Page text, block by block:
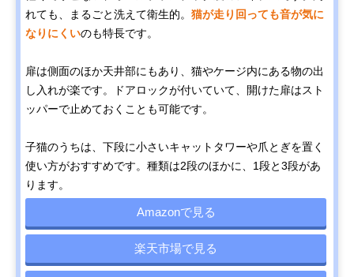
れても、まるごと洗えて衛生的。 猫が走り回っても音が気に
なりにくいのも特長です。
扉は側面のほか天井部にもあり、猫やケージ内にある物の出
し入れが楽です。ドアロックが付いていて、開けた扉はスト
ッパーで止めておくことも可能です。
子猫のうちは、下段に小さいキャットタワーや爪とぎを置く
使い方がおすすめです。種類は2段のほかに、1段と3段があ
ります。
Amazonで見る
楽天市場で見る